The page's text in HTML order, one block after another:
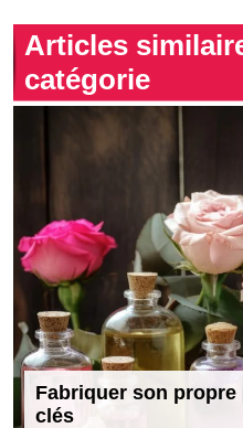
Articles
catégorie
Fabriquer son
clés